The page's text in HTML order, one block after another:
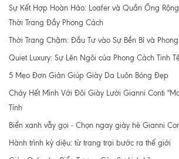
Sự Kết Hợp Hoàn Hảo: Loafer và Quần Ống
Thời Trang Đầy Phong Cách
Thời Trang Chậm: Đầu Tư vào Sự Bền Bỉ và
Quiet Luxury: Sự Lên Ngôi của Phong Cách Tinh
5 Mẹo Đơn Giản Giúp Giày Da Luôn Bóng Đẹp
Cháy Hết Mình Với Đôi Giày Lười Gianni Conti
Tính
Biển xanh vẫy gọi - Chọn ngay giày hè Gianni
Hành trình kỳ diệu: từ trang trại bước ra thế giới